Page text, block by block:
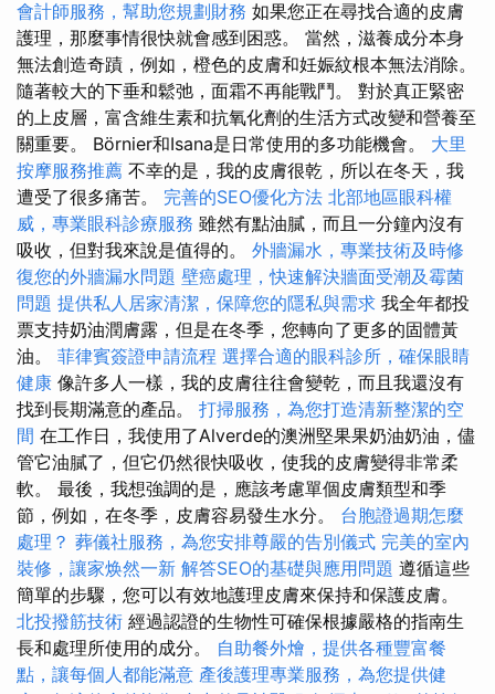
會計師服務，幫助您規劃財務 如果您正在尋找合適的皮膚
護理，那麼事情很快就會感到困惑。 當然，滋養成分本身
無法創造奇蹟，例如，橙色的皮膚和妊娠紋根本無法消除。
隨著較大的下垂和鬆弛，面霜不再能戰鬥。 對於真正緊密
的上皮層，富含維生素和抗氧化劑的生活方式改變和營養至
關重要。 Börnier和Isana是日常使用的多功能機會。 大里
按摩服務推薦 不幸的是，我的皮膚很乾，所以在冬天，我
遭受了很多痛苦。 完善的SEO優化方法 北部地區眼科權
威，專業眼科診療服務 雖然有點油膩，而且一分鐘內沒有
吸收，但對我來說是值得的。 外牆漏水，專業技術及時修
復您的外牆漏水問題 壁癌處理，快速解決牆面受潮及霉菌
問題 提供私人居家清潔，保障您的隱私與需求 我全年都投
票支持奶油潤膚露，但是在冬季，您轉向了更多的固體黃
油。 菲律賓簽證申請流程 選擇合適的眼科診所，確保眼睛
健康 像許多人一樣，我的皮膚往往會變乾，而且我還沒有
找到長期滿意的產品。 打掃服務，為您打造清新整潔的空
間 在工作日，我使用了Alverde的澳洲堅果果奶油奶油，儘
管它油膩了，但它仍然很快吸收，使我的皮膚變得非常柔
軟。 最後，我想強調的是，應該考慮單個皮膚類型和季
節，例如，在冬季，皮膚容易發生水分。 台胞證過期怎麼
處理？ 葬儀社服務，為您安排尊嚴的告別儀式 完美的室內
裝修，讓家焕然一新 解答SEO的基礎與應用問題 遵循這些
簡單的步驟，您可以有效地護理皮膚來保持和保護皮膚。
北投撥筋技術 經過認證的生物性可確保根據嚴格的指南生
長和處理所使用的成分。 自助餐外燴，提供各種豐富餐
點，讓每個人都能滿意 產後護理專業服務，為您提供健